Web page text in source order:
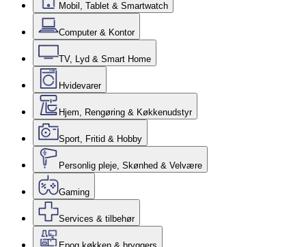
Mobil, Tablet & Smartwatch
Computer & Kontor
TV, Lyd & Smart Home
Hvidevarer
Hjem, Rengøring & Køkkenudstyr
Sport, Fritid & Hobby
Personlig pleje, Skønhed & Velvære
Gaming
Services & tilbehør